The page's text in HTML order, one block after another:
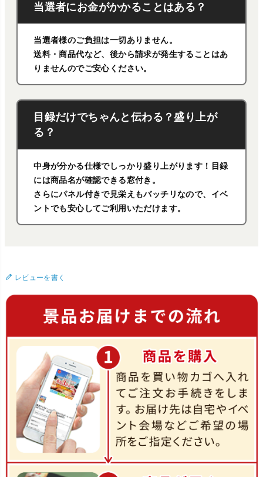
当選者にお金がかかることはある？
当選者様のご負担は一切ありません。
送料・商品代など、後から請求が発生することはあ
りませんのでご安心ください。
目録だけでちゃんと伝わる？盛り上が
る？
中身が分かる仕様でしっかり盛り上がります！目録
には商品名が確認できる窓付き。
さらにパネル付きで見栄えもバッチリなので、イベ
ントでも安心してご利用いただけます。
レビューを書く